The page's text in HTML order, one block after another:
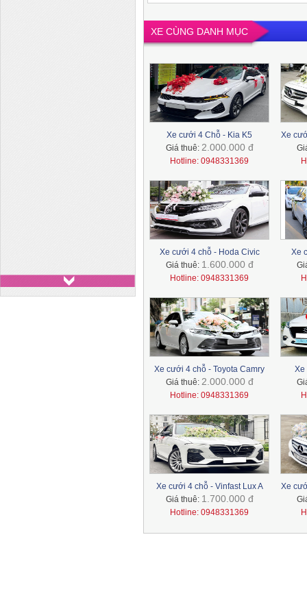
Xe 7 chỗ - Toyota Innova
XE CÙNG DANH MỤC
Xe cưới 4 Chỗ - Kia K5
Giá thuê: 2.000.000 đ
Hotline: 0948331369
Xe
Xe cưới 4 chỗ - Hoda Civic
Giá thuê: 1.600.000 đ
Hotline: 0948331369
Xe
Xe cưới 4 chỗ - Toyota Camry
Giá thuê: 2.000.000 đ
Hotline: 0948331369
Xe
Xe cưới 4 chỗ - Vinfast Lux A
Giá thuê: 1.700.000 đ
Hotline: 0948331369
Xe